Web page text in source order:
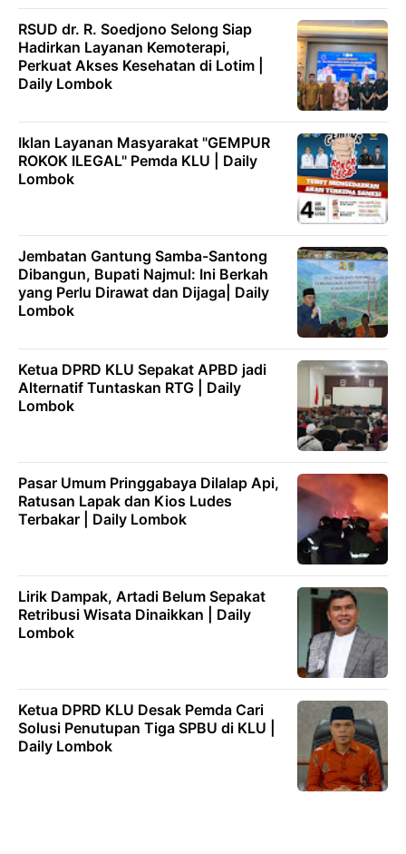
RSUD dr. R. Soedjono Selong Siap
Hadirkan Layanan Kemoterapi,
Perkuat Akses Kesehatan di Lotim |
Daily Lombok
Iklan Layanan Masyarakat "GEMPUR
ROKOK ILEGAL" Pemda KLU | Daily
Lombok
Jembatan Gantung Samba-Santong
Dibangun, Bupati Najmul: Ini Berkah
yang Perlu Dirawat dan Dijaga| Daily
Lombok
Ketua DPRD KLU Sepakat APBD jadi
Alternatif Tuntaskan RTG | Daily
Lombok
Pasar Umum Pringgabaya Dilalap Api,
Ratusan Lapak dan Kios Ludes
Terbakar | Daily Lombok
Lirik Dampak, Artadi Belum Sepakat
Retribusi Wisata Dinaikkan | Daily
Lombok
Ketua DPRD KLU Desak Pemda Cari
Solusi Penutupan Tiga SPBU di KLU |
Daily Lombok